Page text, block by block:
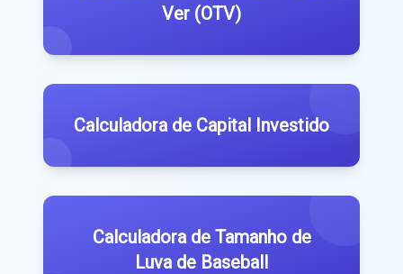
Ver (OTV)
Calculadora de Capital Investido
Calculadora de Tamanho de
Luva de Baseball